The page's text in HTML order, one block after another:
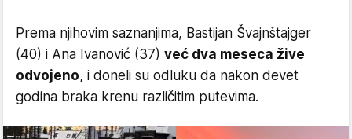
Prema njihovim saznanjima, Bastijan Švajnštajger
(40) i Ana Ivanović (37) već dva meseca žive
odvojeno, i doneli su odluku da nakon devet
godina braka krenu različitim putevima.